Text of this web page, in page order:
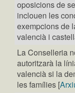
oposicions de
inclouen les
exempcions de
valencià i
La Conselleria
autoritzarà la
valencià si la
les famílies [